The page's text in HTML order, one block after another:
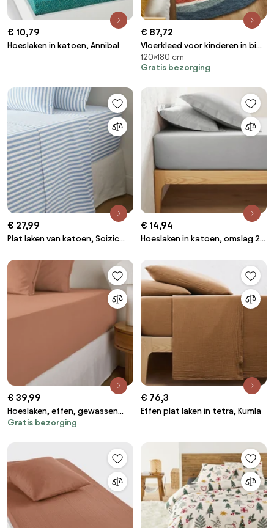
€ 10,79
Hoeslaken in katoen, Annibal
€ 87,72
Vloerkleed voor kinderen in bio
katoen, groot model, Niji
120×180 cm
Gratis bezorging
€ 27,99
Plat laken van katoen, Soizic
€ 14,94
Hoeslaken in katoen, omslag 25
€ 39,99
Hoeslaken, effen, gewassen
katoen, hoogte 30 cm, KUMCO
Gratis bezorging
€ 76,3
Effen plat laken in tetra, Kumla